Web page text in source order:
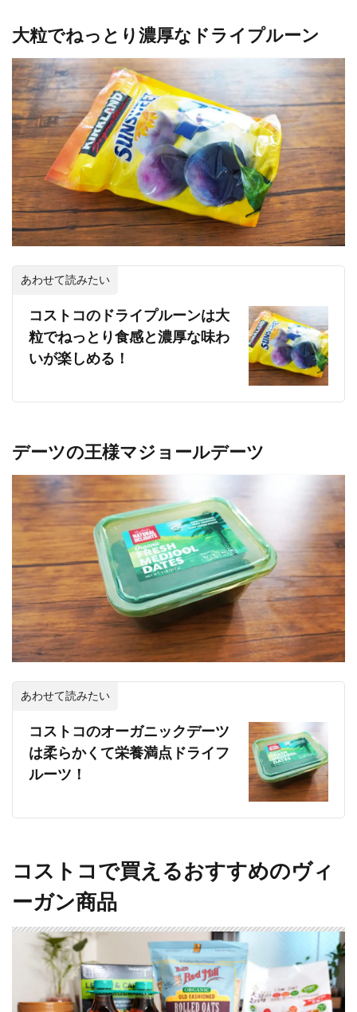
大粒でねっとり濃厚なドライプルーン
あわせて読みたい
コストコのドライプルーンは大
粒でねっとり食感と濃厚な味わ
いが楽しめる！
デーツの王様マジョールデーツ
あわせて読みたい
コストコのオーガニックデーツ
は柔らかくて栄養満点ドライフ
ルーツ！
コストコで買えるおすすめのヴィ
ーガン商品